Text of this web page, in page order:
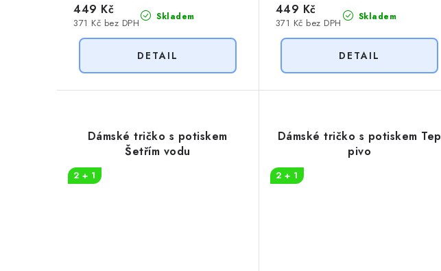
Skladem
371 Kč bez DPH
449 Kč Skladem
371 Kč bez DPH
449 Kč
Dámské tričko s potiskem
Šetřím vodu
2 + 1
Dámské tričko s potiskem Tep
pivo
2 + 1